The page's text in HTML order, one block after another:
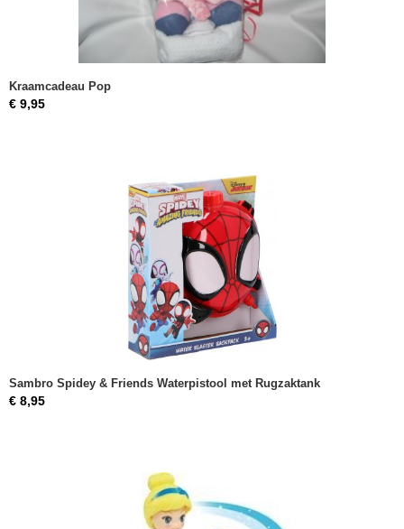
Kraamcadeau Pop
€ 9,95
Sambro Spidey & Friends Waterpistool met Rugzaktank
€ 8,95